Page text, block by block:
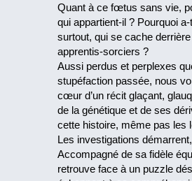
Quant à ce fœtus sans vie,
qui appartient-il ? Pourquoi a-
surtout, qui se cache
apprentis-sorciers ?
Aussi perdus et perplexes
stupéfaction passée, nous
cœur d’un récit glaçant,
de la génétique et de ses
cette histoire, même pas les
Les investigations
Accompagné de sa fidèle
retrouve face à un puzzle